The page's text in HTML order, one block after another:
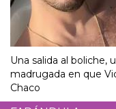
Una salida al boliche,
madrugada en que
Chaco